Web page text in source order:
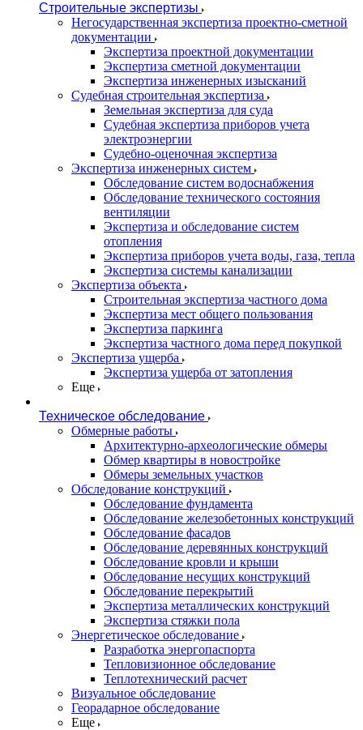
Строительные экспертизы
Негосударственная экспертиза проектно-сметной
документации
Экспертиза проектной документации
Экспертиза сметной документации
Экспертиза инженерных изысканий
Судебная строительная экспертиза
Земельная экспертиза для суда
Судебная экспертиза приборов учета
электроэнергии
Судебно-оценочная экспертиза
Экспертиза инженерных систем
Обследование систем водоснабжения
Обследование технического состояния
вентиляции
Экспертиза и обследование систем
отопления
Экспертиза приборов учета воды, газа, тепла
Экспертиза системы канализации
Экспертиза объекта
Строительная экспертиза частного дома
Экспертиза мест общего пользования
Экспертиза паркинга
Экспертиза частного дома перед покупкой
Экспертиза ущерба
Экспертиза ущерба от затопления
Еще
Техническое обследование
Обмерные работы
Архитектурно-археологические обмеры
Обмер квартиры в новостройке
Обмеры земельных участков
Обследование конструкций
Обследование фундамента
Обследование железобетонных конструкций
Обследование фасадов
Обследование деревянных конструкций
Обследование кровли и крыши
Обследование несущих конструкций
Обследование перекрытий
Экспертиза металлических конструкций
Экспертиза стяжки пола
Энергетическое обследование
Разработка энергопаспорта
Тепловизионное обследование
Теплотехнический расчет
Визуальное обследование
Георадарное обследование
Еще